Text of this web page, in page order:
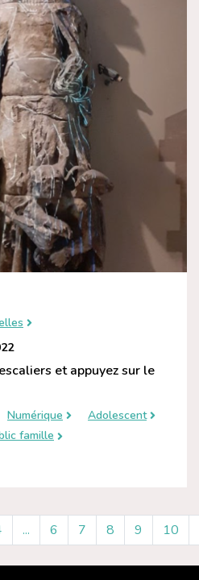
et appuyez sur le
Numérique
Adolescent
famille
... 6 7 8 9 10